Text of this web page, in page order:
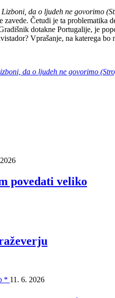
Lizboni, da o ljudeh ne govorimo
zavede. Četudi je ta problematika
dotakne Portugalije, je
Vprašanje, na katerega
da o ljudeh ne govorimo
povedati veliko
* 11. 6. 2026